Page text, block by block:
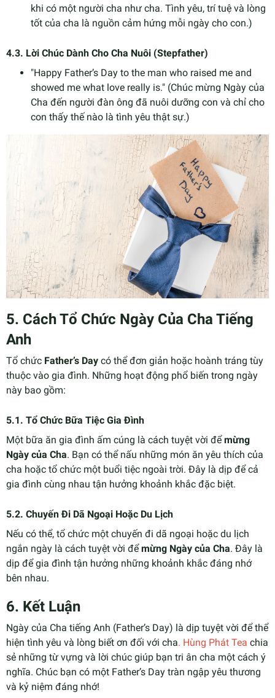
khi có một người cha như cha. Tình yêu, trí tuệ và lòng
tốt của cha là nguồn cảm hứng mỗi ngày cho con.)
4.3. Lời Chúc Dành Cho Cha Nuôi (Stepfather)
"Happy Father’s Day to the man who raised me and
showed me what love really is." (Chúc mừng Ngày của
Cha đến người đàn ông đã nuôi dưỡng con và chỉ cho
con thấy thế nào là tình yêu thật sự.)
5. Cách Tổ Chức Ngày Của Cha Tiếng
Anh
Tổ chức Father’s Day có thể đơn giản hoặc hoành tráng tùy
thuộc vào gia đình. Những hoạt động phổ biến trong ngày
này bao gồm:
5.1. Tổ Chức Bữa Tiệc Gia Đình
Một bữa ăn gia đình ấm cúng là cách tuyệt vời đểmừng
Ngày của Cha. Bạn có thể nấu những món ăn yêu thích của
cha hoặc tổ chức một buổi tiệc ngoài trời. Đây là dịp để cả
gia đình cùng nhau tận hưởng khoảnh khắc đặc biệt.
5.2. Chuyến Đi Dã Ngoại Hoặc Du Lịch
Nếu có thể, tổ chức một chuyến đi dã ngoại hoặc du lịch
ngắn ngày là cách tuyệt vời đểmừng Ngày của Cha. Đây là
dịp để gia đình tận hưởng những khoảnh khắc đáng nhớ
bên nhau.
6. Kết Luận
Ngày của Cha tiếng Anh (Father’s Day) là dịp tuyệt vời để thể
hiện tình yêu và lòng biết ơn đối với cha. Hùng Phát Tea chia
sẻ những từ vựng và lời chúc giúp bạn tri ân cha một cách ý
nghĩa. Chúc bạn có một Father’s Day tràn ngập yêu thương
và kỷ niệm đáng nhớ!